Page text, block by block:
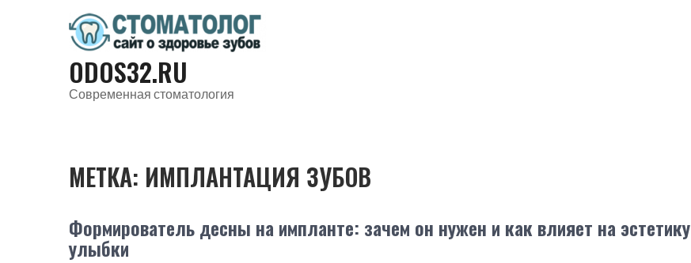
содержимому
ODOS32.RU
Современная стоматология
МЕТКА: ИМПЛАНТАЦИЯ ЗУБОВ
Формирователь десны на импланте: зачем он нужен и как влияет на эстетику
улыбки